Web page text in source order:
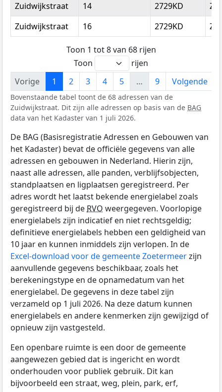
Zuidwijkstraat
14 2729KD
Zuidwijkstraat
16 2729KD
Toon 1 tot 8 van 68 rijen
Toon
rijen
Vorige
1 2 3 4 5 … 9 Volgende
Bovenstaande tabel toont de 68 adressen van de
Zuidwijkstraat. Dit zijn alle adressen op basis van de BAG
data van het Kadaster van 1 juli 2026.
De BAG (Basisregistratie Adressen en Gebouwen van
het Kadaster) bevat de officiële gegevens van alle
adressen en gebouwen in Nederland. Hierin zijn,
naast alle adressen, alle panden, verblijfsobjecten,
standplaatsen en ligplaatsen geregistreerd. Per
adres wordt het laatst bekende energielabel zoals
geregistreerd bij de RVO weergegeven. Voorlopige
energielabels zijn indicatief en niet rechtsgeldig;
definitieve energielabels hebben een geldigheid van
10 jaar en kunnen inmiddels zijn verlopen. In de
Excel-download voor de gemeente Zoetermeerzijn
aanvullende gegevens beschikbaar, zoals het
berekeningstype en de opnamedatum van het
energielabel. De gegevens in deze tabel zijn
verzameld op 1 juli 2026. Na deze datum kunnen
energielabels en andere kenmerken zijn gewijzigd of
opnieuw zijn vastgesteld.
Een openbare ruimte is een door de gemeente
aangewezen gebied dat is ingericht en wordt
onderhouden voor publiek gebruik. Dit kan
bijvoorbeeld een straat, weg, plein, park, erf,